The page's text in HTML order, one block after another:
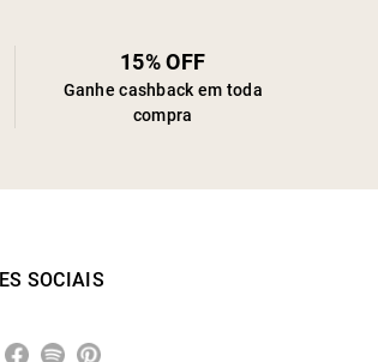
15% OFF
Ganhe cashback em toda
compra
SOCIAIS